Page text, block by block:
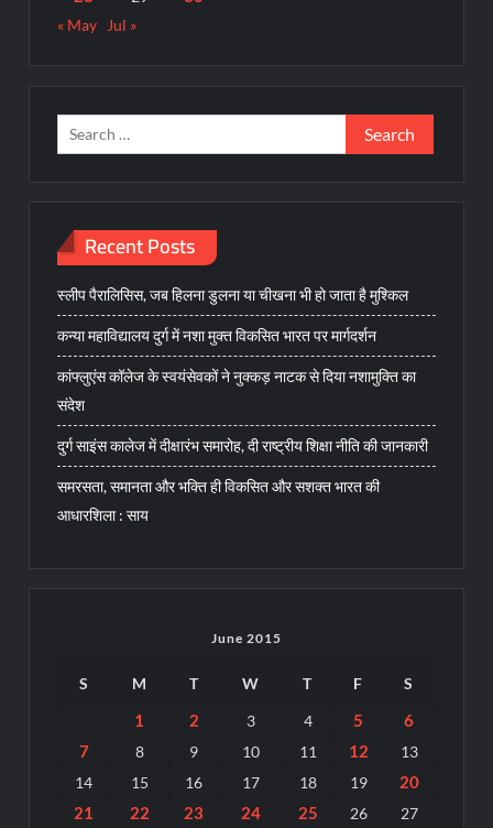
« May Jul »
Search
for:
Recent Posts
स्लीप पैरालिसिस, जब हिलना डुलना या चीखना भी हो जाता है मुश्किल
कन्या महाविद्यालय दुर्ग में नशा मुक्त विकसित भारत पर मार्गदर्शन
कांफ्लुएंस कॉलेज के स्वयंसेवकों ने नुक्कड़ नाटक से दिया नशामुक्ति का
संदेश
दुर्ग साइंस कालेज में दीक्षारंभ समारोह, दी राष्ट्रीय शिक्षा नीति की जानकारी
समरसता, समानता और भक्ति ही विकसित और सशक्त भारत की
आधारशिला : साय
June 2015
S M T W T F S
1 2 3 4 5
6
7
8 9 10 11 12
13
14
15 16 17 18 19
20
21
22 23 24 25 26 27